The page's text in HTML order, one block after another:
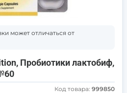
может отличаться от
Пробиотики лактобиф,
Код товара: 999850